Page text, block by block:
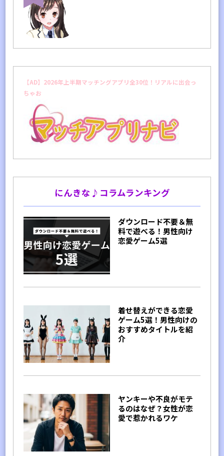
【AD】2026年上半期マッチングアプリ全30位！リアルに出会っ
ちゃお
にんきな♪コラムランキング
ダウンロード不要＆無
料で遊べる！男性向け
恋愛ゲーム5選
着せ替えができる恋愛
ゲーム5選！男性向けの
おすすめタイトルを紹
介
ヤンキーや不良がモテ
るのはなぜ？女性が恋
愛で惹かれるワケ